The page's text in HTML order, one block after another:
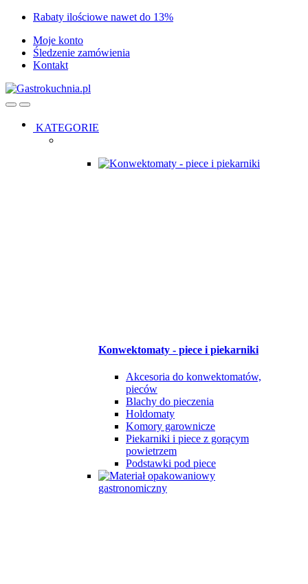
Skip
navigation
Skip
content
Rabaty ilościowe nawet do 13%
Moje konto
Śledzenie zamówienia
Kontakt
OpenClose
KATEGORIE
Konwektomaty - piece i piekarniki
Akcesoria do konwektomatów,
pieców
Blachy do pieczenia
Holdomaty
Komory garownicze
Piekarniki i piece z gorącym
powietrzem
Podstawki pod piece